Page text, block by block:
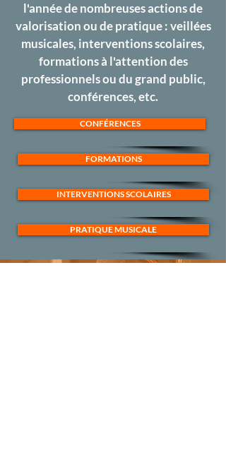
l'année de nombreuses actions de
valorisation ou de pratique : veillées
musicales, interventions scolaires,
formations à l'attention des
professionnels ou du grand public,
conférences, etc.
CONFÉRENCES
FORMATIONS
INTERVENTIONS SCOLAIRES
PRATIQUE MUSICALE